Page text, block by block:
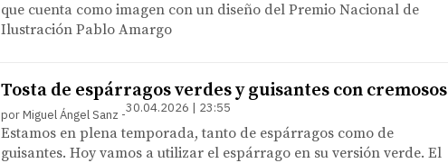
que cuenta como imagen con un diseño del Premio Nacional de
Ilustración Pablo Amargo
Tosta de espárragos verdes y guisantes con cremosos
por Miguel Ángel Sanz 30.04.2026 | 23:55
Estamos en plena temporada, tanto de espárragos como de
guisantes. Hoy vamos a utilizar el espárrago en su versión verde. El